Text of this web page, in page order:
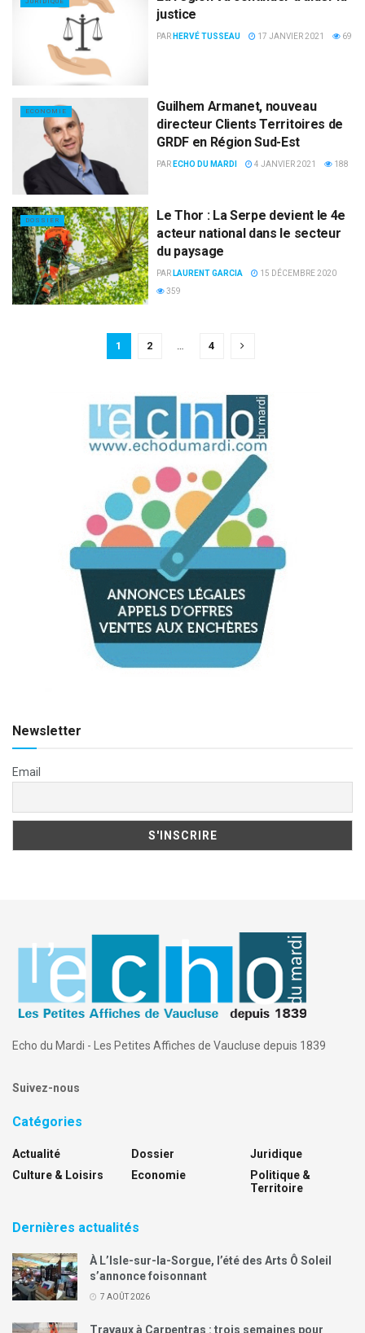
justice
PAR HERVÉ TUSSEAU 17 JANVIER 2021 69
ECONOMIE
Guilhem Armanet, nouveau
directeur Clients Territoires de
GRDF en Région Sud-Est
PAR ECHO DU MARDI 4 JANVIER 2021 188
DOSSIER
Le Thor : La Serpe devient le 4e
acteur national dans le secteur
du paysage
PAR LAURENT GARCIA
15 DÉCEMBRE 2020
359
1 2 4
Newsletter
Email
Echo du Mardi - Les Petites Affiches de Vaucluse depuis 1839
Suivez-nous
Catégories
Actualité
Culture & Loisirs
Dossier
Economie
Juridique
Politique &
Territoire
Dernières actualités
À L’Isle-sur-la-Sorgue, l’été des Arts Ô Soleil
s’annonce foisonnant
7 AOÛT 2026
Travaux à Carpentras : trois semaines pour